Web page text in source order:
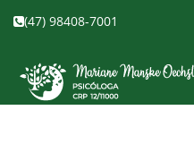
(47) 98408-7001